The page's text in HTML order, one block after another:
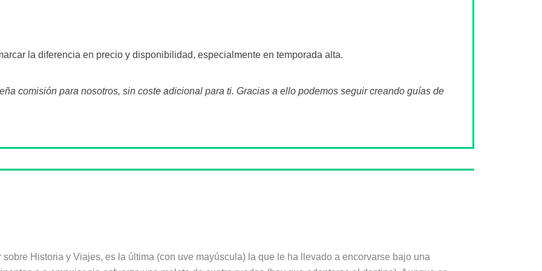
la diferencia en precio y disponibilidad, especialmente en temporada alta.
comisión para nosotros, sin coste adicional para ti. Gracias a ello podemos seguir creando guías de
Historia y Viajes, es la última (con uve mayúscula) la que le ha llevado a encorvarse bajo una